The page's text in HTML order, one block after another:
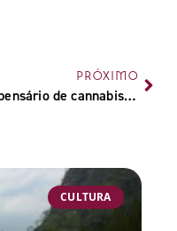
PRÓXIMO
Dispensário de cannabis: o que é e como funciona?
CULTURA